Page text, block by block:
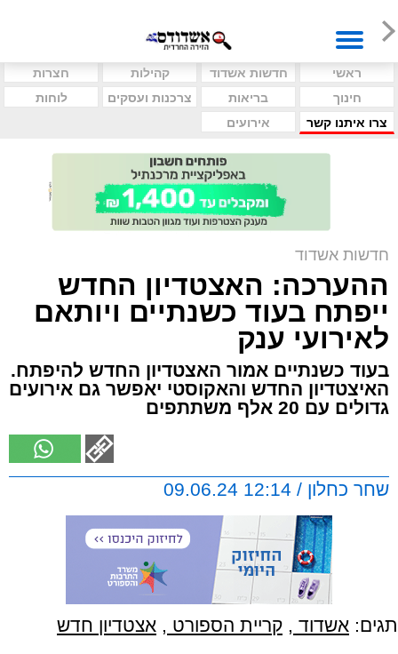
ראשי חדשות אשדוד קהילות
חצרות
חינוך
בריאות צרכנות ועסקים
לוחות
צרו איתנו קשר
אירועים
חדשות אשדוד
ההערכה: האצטדיון החדש
ייפתח בעוד כשנתיים ויותאם
לאירועי ענק
בעוד כשנתיים אמור האצטדיון החדש להיפתח.
האיצטדיון החדש והאקוסטי יאפשר גם אירועים
גדולים עם 20 אלף משתתפים
שחר כחלון / 12:14 09.06.24
תגים: אשדוד , קריית הספורט , אצטדיון חדש